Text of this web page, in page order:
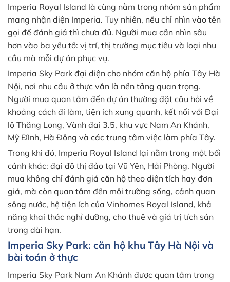
Imperia Royal Island là cùng nằm trong nhóm sản phẩm
mang nhận diện Imperia. Tuy nhiên, nếu chỉ nhìn vào tên
gọi để đánh giá thì chưa đủ. Người mua cần nhìn sâu
hơn vào ba yếu tố: vị trí, thị trường mục tiêu và loại nhu
cầu mà mỗi dự án phục vụ.
Imperia Sky Park đại diện cho nhóm căn hộ phía Tây Hà
Nội, nơi nhu cầu ở thực vẫn là nền tảng quan trọng.
Người mua quan tâm đến dự án thường đặt câu hỏi về
khoảng cách đi làm, tiện ích xung quanh, kết nối với Đại
lộ Thăng Long, Vành đai 3.5, khu vực Nam An Khánh,
Mỹ Đình, Hà Đông và các trung tâm việc làm phía Tây.
Trong khi đó, Imperia Royal Island lại nằm trong một bối
cảnh khác: đại đô thị đảo tại Vũ Yên, Hải Phòng. Người
mua không chỉ đánh giá căn hộ theo diện tích hay đơn
giá, mà còn quan tâm đến môi trường sống, cảnh quan
sông nước, hệ tiện ích của Vinhomes Royal Island, khả
năng khai thác nghỉ dưỡng, cho thuê và giá trị tích sản
trong dài hạn.
Imperia Sky Park: căn hộ khu Tây Hà Nội và
bài toán ở thực
Imperia Sky Park Nam An Khánh được quan tâm trong